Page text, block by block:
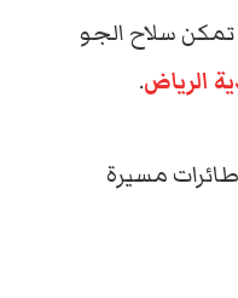
سلاح الجو
الرياض.
مسيرة